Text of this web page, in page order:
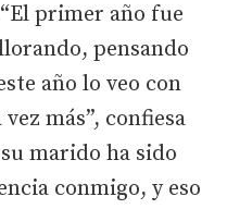
primer año fue
pensando
año lo veo con
más”, confiesa
marido ha sido
conmigo, y eso